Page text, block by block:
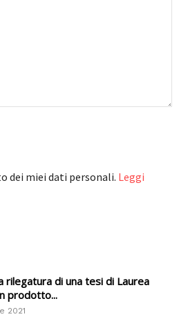
dei miei dati personali. Leggi
rilegatura di una tesi di Laurea
prodotto...
2021